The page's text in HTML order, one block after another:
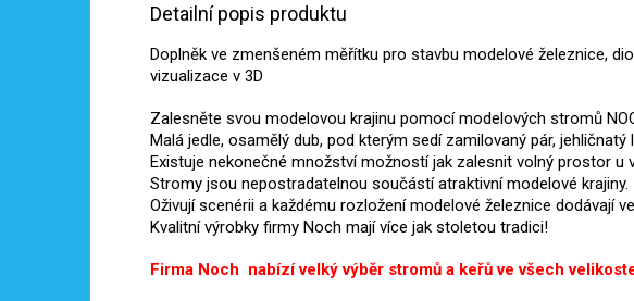
Detailní popis produktu
Doplněk ve zmenšeném měřítku pro stavbu modelové železnice,
vizualizace v 3D
Zalesněte svou modelovou krajinu pomocí modelových stromů
Malá jedle, osamělý dub, pod kterým sedí zamilovaný pár,
Existuje nekonečné množství možností jak zalesnit volný prostor u
Stromy jsou nepostradatelnou součástí atraktivní modelové krajiny.
Oživují scenérii a každému rozložení modelové železnice dodávají
Kvalitní výrobky firmy Noch mají více jak stoletou tradici!
Firma Noch nabízí velký výběr stromů a keřů ve všech